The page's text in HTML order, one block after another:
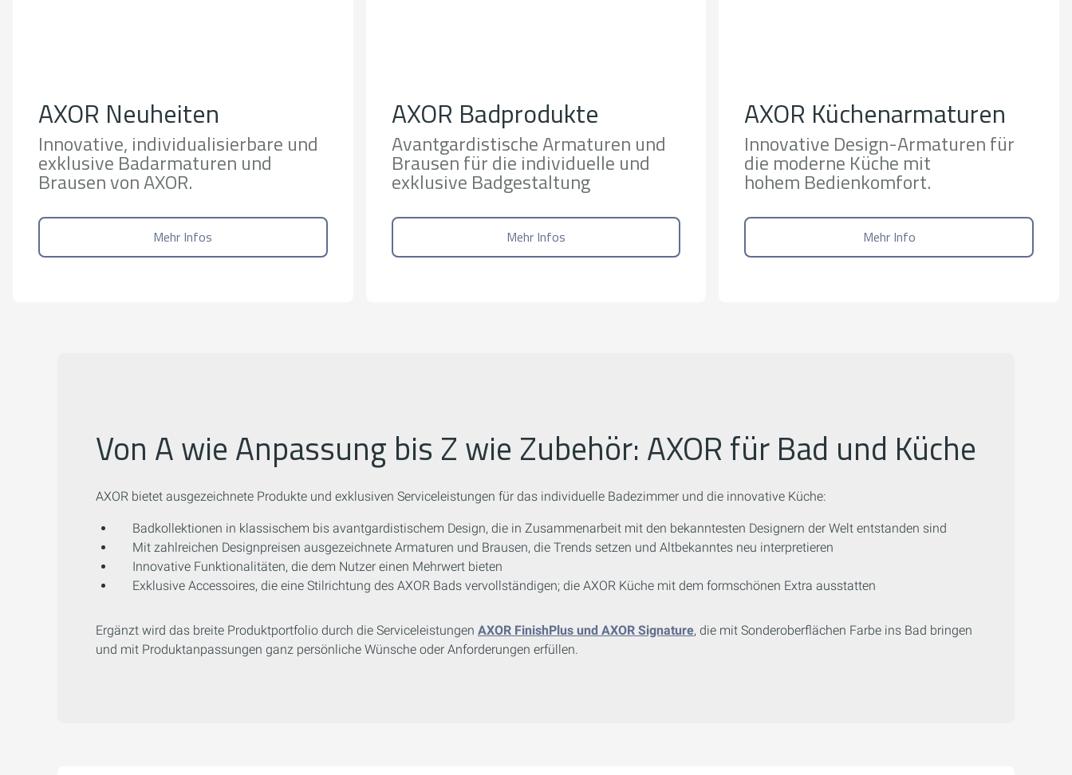
AXOR Neuheiten
Innovative, individualisierbare und
exklusive Badarmaturen und
Brausen von AXOR.
Mehr Infos
AXOR Badprodukte
Avantgardistische Armaturen und
Brausen für die individuelle und
exklusive Badgestaltung
Mehr Infos
AXOR Küchenarmaturen
Innovative Design-Armaturen für
die moderne Küche mit
hohem Bedienkomfort.
Mehr Info
Von A wie Anpassung bis Z wie Zubehör: AXOR für Bad und Küche
AXOR bietet ausgezeichnete Produkte und exklusiven Serviceleistungen für das individuelle Badezimmer und die innovative Küche:
Badkollektionen in klassischem bis avantgardistischem Design, die in Zusammenarbeit mit den bekanntesten Designern der Welt entstanden sind
Mit zahlreichen Designpreisen ausgezeichnete Armaturen und Brausen, die Trends setzen und Altbekanntes neu interpretieren
Innovative Funktionalitäten, die dem Nutzer einen Mehrwert bieten
Exklusive Accessoires, die eine Stilrichtung des AXOR Bads vervollständigen; die AXOR Küche mit dem formschönen Extra ausstatten
Ergänzt wird das breite Produktportfolio durch die Serviceleistungen AXOR FinishPlus und AXOR Signature, die mit Sonderoberflächen Farbe ins Bad bringen
und mit Produktanpassungen ganz persönliche Wünsche oder Anforderungen erfüllen.